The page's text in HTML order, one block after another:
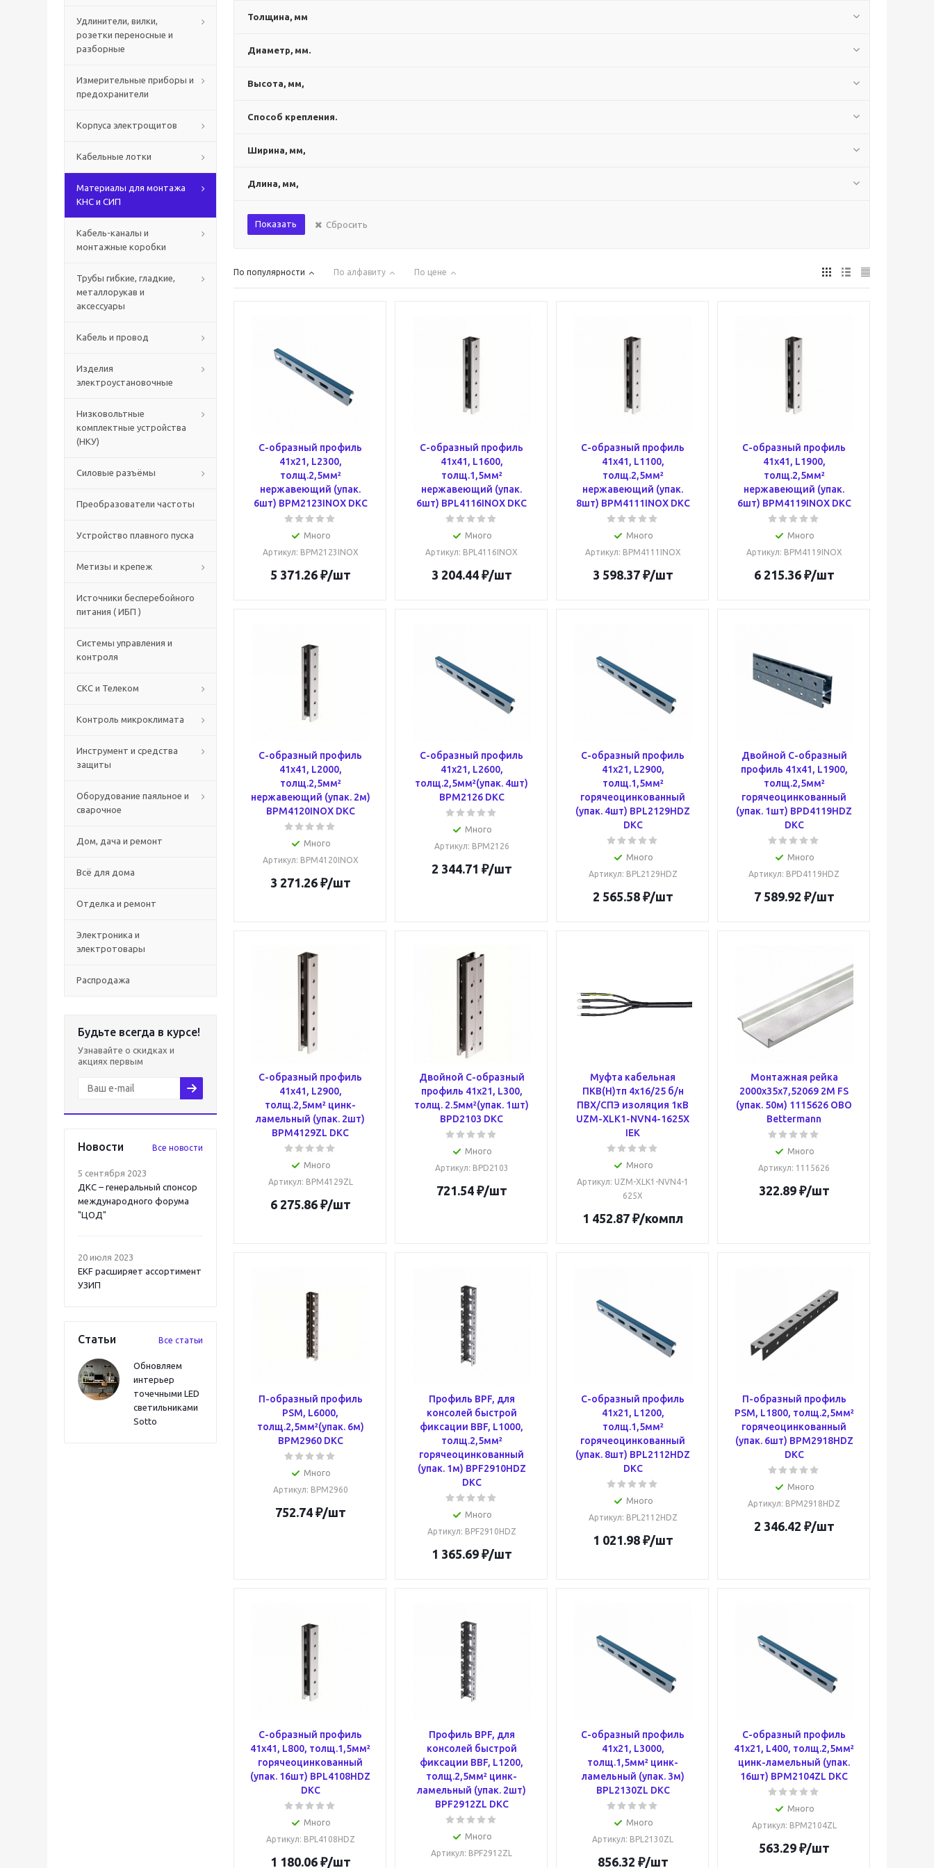
Удлинители, вилки,
розетки переносные и
разборные
Измерительные приборы и
предохранители
Корпуса электрощитов
Кабельные лотки
Материалы для монтажа
КНС и СИП
Кабель-каналы и
монтажные коробки
Трубы гибкие, гладкие,
металлорукав и
аксессуары
Кабель и провод
Изделия
электроустановочные
Низковольтные
комплектные устройства
(НКУ)
Силовые разъёмы
Преобразователи частоты
Устройство плавного пуска
Метизы и крепеж
Источники бесперебойного
питания ( ИБП )
Системы управления и
контроля
СКС и Телеком
Контроль микроклимата
Инструмент и средства
защиты
Оборудование паяльное и
сварочное
Дом, дача и ремонт
Всё для дома
Отделка и ремонт
Электроника и
электротовары
Распродажа
Будьте всегда в курсе!
Узнавайте о скидках и
акциях первым
Новости Все новости
5 сентября 2023
ДКС – генеральный спонсор
международного форума
"ЦОД"
20 июля 2023
EKF расширяет ассортимент
УЗИП
Статьи Все статьи
Обновляем
интерьер
точечными LED
светильниками
Sotto
Толщина, мм
Диаметр, мм.
Высота, мм,
Способ крепления.
Ширина, мм,
Длина, мм,
Показать Сбросить
По популярности По алфавиту По цене
С-образный профиль
41х21, L2300,
толщ.2,5мм²
нержавеющий (упак.
6шт) BPM2123INOX DKC
Много
Артикул: BPM2123INOX
5 371.26₽/шт
С-образный профиль
41х41, L1600,
толщ.1,5мм²
нержавеющий (упак.
6шт) BPL4116INOX DKC
Много
Артикул: BPL4116INOX
3 204.44₽/шт
С-образный профиль
41х41, L1100,
толщ.2,5мм²
нержавеющий (упак.
8шт) BPM4111INOX DKC
Много
Артикул: BPM4111INOX
3 598.37₽/шт
С-образный профиль
41х41, L1900,
толщ.2,5мм²
нержавеющий (упак.
6шт) BPM4119INOX DKC
Много
Артикул: BPM4119INOX
6 215.36₽/шт
С-образный профиль
41х41, L2000,
толщ.2,5мм²
нержавеющий (упак. 2м)
BPM4120INOX DKC
Много
Артикул: BPM4120INOX
3 271.26₽/шт
С-образный профиль
41х21, L2600,
толщ.2,5мм²(упак. 4шт)
BPM2126 DKC
Много
Артикул: BPM2126
2 344.71 ₽/шт
С-образный профиль
41х21, L2900,
толщ.1,5мм²
горячеоцинкованный
(упак. 4шт) BPL2129HDZ
DKC
Много
Артикул: BPL2129HDZ
2 565.58₽/шт
Двойной С-образный
профиль 41х41, L1900,
толщ.2,5мм²
горячеоцинкованный
(упак. 1шт) BPD4119HDZ
DKC
Много
Артикул: BPD4119HDZ
7 589.92 ₽/шт
С-образный профиль
41х41, L2900,
толщ.2,5мм² цинк-
ламельный (упак. 2шт)
BPM4129ZL DKC
Много
Артикул: BPM4129ZL
6 275.86₽/шт
Двойной С-образный
профиль 41х21, L300,
толщ. 2.5мм²(упак. 1шт)
BPD2103 DKC
Много
Артикул: BPD2103
721.54₽/шт
Муфта кабельная
ПКВ(Н)тп 4х16/25 б/н
ПВХ/СПЭ изоляция 1кВ
UZM-XLK1-NVN4-1625X
IEK
Много
Артикул: UZM-XLK1-NVN4-1
625X
1 452.87 ₽/компл
Монтажная рейка
2000x35x7,52069 2M FS
(упак. 50м) 1115626 OBO
Bettermann
Много
Артикул: 1115626
322.89₽/шт
П-образный профиль
PSM, L6000,
толщ.2,5мм²(упак. 6м)
BPM2960 DKC
Много
Артикул: BPM2960
752.74₽/шт
Профиль BPF, для
консолей быстрой
фиксации BBF, L1000,
толщ.2,5мм²
горячеоцинкованный
(упак. 1м) BPF2910HDZ
DKC
Много
Артикул: BPF2910HDZ
1 365.69₽/шт
С-образный профиль
41х21, L1200,
толщ.1,5мм²
горячеоцинкованный
(упак. 8шт) BPL2112HDZ
DKC
Много
Артикул: BPL2112HDZ
1 021.98₽/шт
П-образный профиль
PSM, L1800, толщ.2,5мм²
горячеоцинкованный
(упак. 6шт) BPM2918HDZ
DKC
Много
Артикул: BPM2918HDZ
2 346.42 ₽/шт
С-образный профиль
41х41, L800, толщ.1,5мм²
горячеоцинкованный
(упак. 16шт) BPL4108HDZ
DKC
Много
Артикул: BPL4108HDZ
1 180.06₽/шт
Профиль BPF, для
консолей быстрой
фиксации BBF, L1200,
толщ.2,5мм² цинк-
ламельный (упак. 2шт)
BPF2912ZL DKC
Много
Артикул: BPF2912ZL
С-образный профиль
41х21, L3000,
толщ.1,5мм² цинк-
ламельный (упак. 3м)
BPL2130ZL DKC
Много
Артикул: BPL2130ZL
856.32 ₽/шт
С-образный профиль
41х21, L400, толщ.2,5мм²
цинк-ламельный (упак.
16шт) BPM2104ZL DKC
Много
Артикул: BPM2104ZL
563.29₽/шт